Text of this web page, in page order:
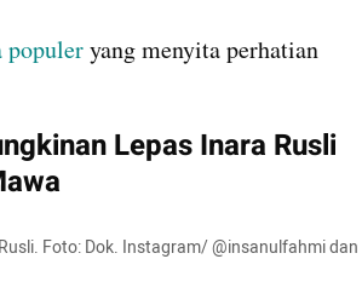
populer yang menyita perhatian
Lepas Inara Rusli
Foto: Dok. Instagram/ @insanulfahmi dan